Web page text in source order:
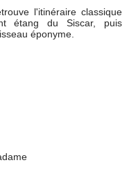
l'itinéraire classique
étang du Siscar, puis
éponyme.